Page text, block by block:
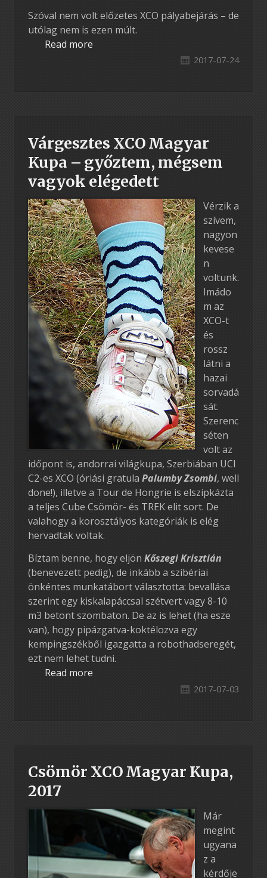
Szóval nem volt előzetes XCO pályabejárás – de
utólag nem is ezen múlt.
Read more
2017-07-24
Várgesztes XCO Magyar
Kupa – győztem, mégsem
vagyok elégedett
Vérzik a
szívem,
nagyon
kevese
n
voltunk.
Imádo
m az
XCO-t
és
rossz
látni a
hazai
sorvadá
sát.
Szerenc
séten
volt az
időpont is, andorrai világkupa, Szerbiában UCI
C2-es XCO (óriási gratula Palumby Zsombi, well
done!), illetve a Tour de Hongrie is elszipkázta
a teljes Cube Csömör- és TREK elit sort. De
valahogy a korosztályos kategóriák is elég
hervadtak voltak.
Bíztam benne, hogy eljön Kőszegi Krisztián
(benevezett pedig), de inkább a szibériai
önkéntes munkatábort választotta: bevallása
szerint egy kiskalapáccsal szétvert vagy 8-10
m3 betont szombaton. De az is lehet (ha esze
van), hogy pipázgatva-koktélozva egy
kempingszékből igazgatta a robothadseregét,
ezt nem lehet tudni.
Read more
2017-07-03
Csömör XCO Magyar Kupa,
2017
Már
megint
ugyana
z a
kérdője